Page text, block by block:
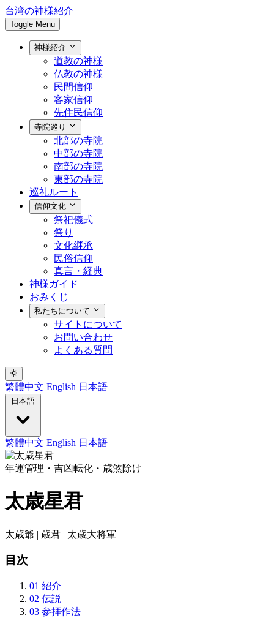
台湾の神様紹介
Toggle Menu
神様紹介
道教の神様
仏教の神様
民間信仰
客家信仰
先住民信仰
寺院巡り
北部の寺院
中部の寺院
南部の寺院
東部の寺院
巡礼ルート
信仰文化
祭祀儀式
祭り
文化継承
民俗信仰
真言・経典
神様ガイド
おみくじ
私たちについて
サイトについて
お問い合わせ
よくある質問
繁體中文 English 日本語
日本語
繁體中文 English 日本語
年運管理・吉凶転化・歳煞除け
太歳星君
太歳爺 | 歳君 | 太歳大将軍
目次
01 紹介
02 伝説
03 参拝作法